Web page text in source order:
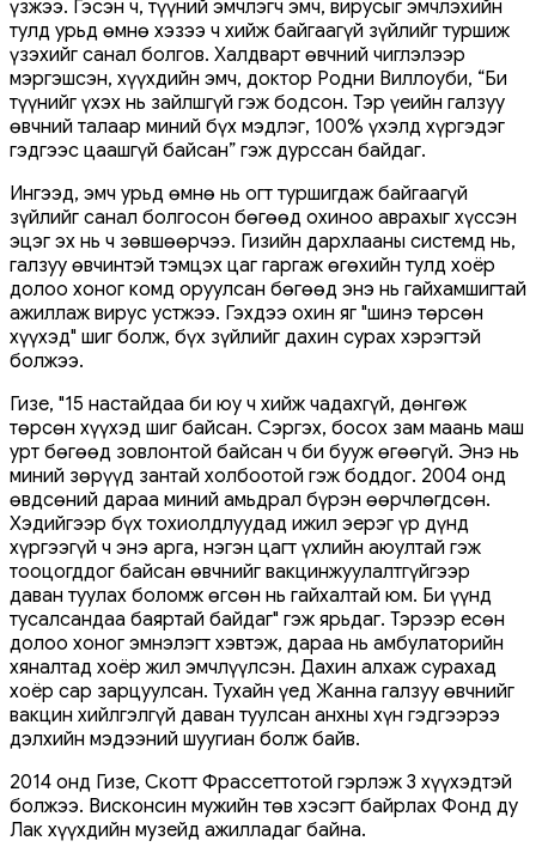
үзжээ. Гэсэн ч, түүний эмчлэгч эмч, вирусыг эмчлэхийн
тулд урьд өмнө хэзээ ч хийж байгаагүй зүйлийг туршиж
үзэхийг санал болгов. Халдварт өвчний чиглэлээр
мэргэшсэн, хүүхдийн эмч, доктор Родни Виллоуби, “Би
түүнийг үхэх нь зайлшгүй гэж бодсон. Тэр үеийн галзуу
өвчний талаар миний бүх мэдлэг, 100% үхэлд хүргэдэг
гэдгээс цаашгүй байсан” гэж дурссан байдаг.
Ингээд, эмч урьд өмнө нь огт туршигдаж байгаагүй
зүйлийг санал болгосон бөгөөд охиноо аврахыг хүссэн
эцэг эх нь ч зөвшөөрчээ. Гизийн дархлааны системд нь,
галзуу өвчинтэй тэмцэх цаг гаргаж өгөхийн тулд хоёр
долоо хоног комд оруулсан бөгөөд энэ нь гайхамшигтай
ажиллаж вирус устжээ. Гэхдээ охин яг "шинэ төрсөн
хүүхэд" шиг болж, бүх зүйлийг дахин сурах хэрэгтэй
болжээ.
Гизе, "15 настайдаа би юу ч хийж чадахгүй, дөнгөж
төрсөн хүүхэд шиг байсан. Сэргэх, босох зам маань маш
урт бөгөөд зовлонтой байсан ч би бууж өгөөгүй. Энэ нь
миний зөрүүд зантай холбоотой гэж боддог. 2004 онд
өвдсөний дараа миний амьдрал бүрэн өөрчлөгдсөн.
Хэдийгээр бүх тохиолдлуудад ижил эерэг үр дүнд
хүргээгүй ч энэ арга, нэгэн цагт үхлийн аюултай гэж
тооцогддог байсан өвчнийг вакцинжуулалтгүйгээр
даван туулах боломж өгсөн нь гайхалтай юм. Би үүнд
тусалсандаа баяртай байдаг" гэж ярьдаг. Тэрээр есөн
долоо хоног эмнэлэгт хэвтэж, дараа нь амбулаторийн
хяналтад хоёр жил эмчлүүлсэн. Дахин алхаж сурахад
хоёр сар зарцуулсан. Тухайн үед Жанна галзуу өвчнийг
вакцин хийлгэлгүй даван туулсан анхны хүн гэдгээрээ
дэлхийн мэдээний шуугиан болж байв.
2014 онд Гизе, Скотт Фрассеттотой гэрлэж 3 хүүхэдтэй
болжээ. Висконсин мужийн төв хэсэгт байрлах Фонд ду
Лак хүүхдийн музейд ажилладаг байна.